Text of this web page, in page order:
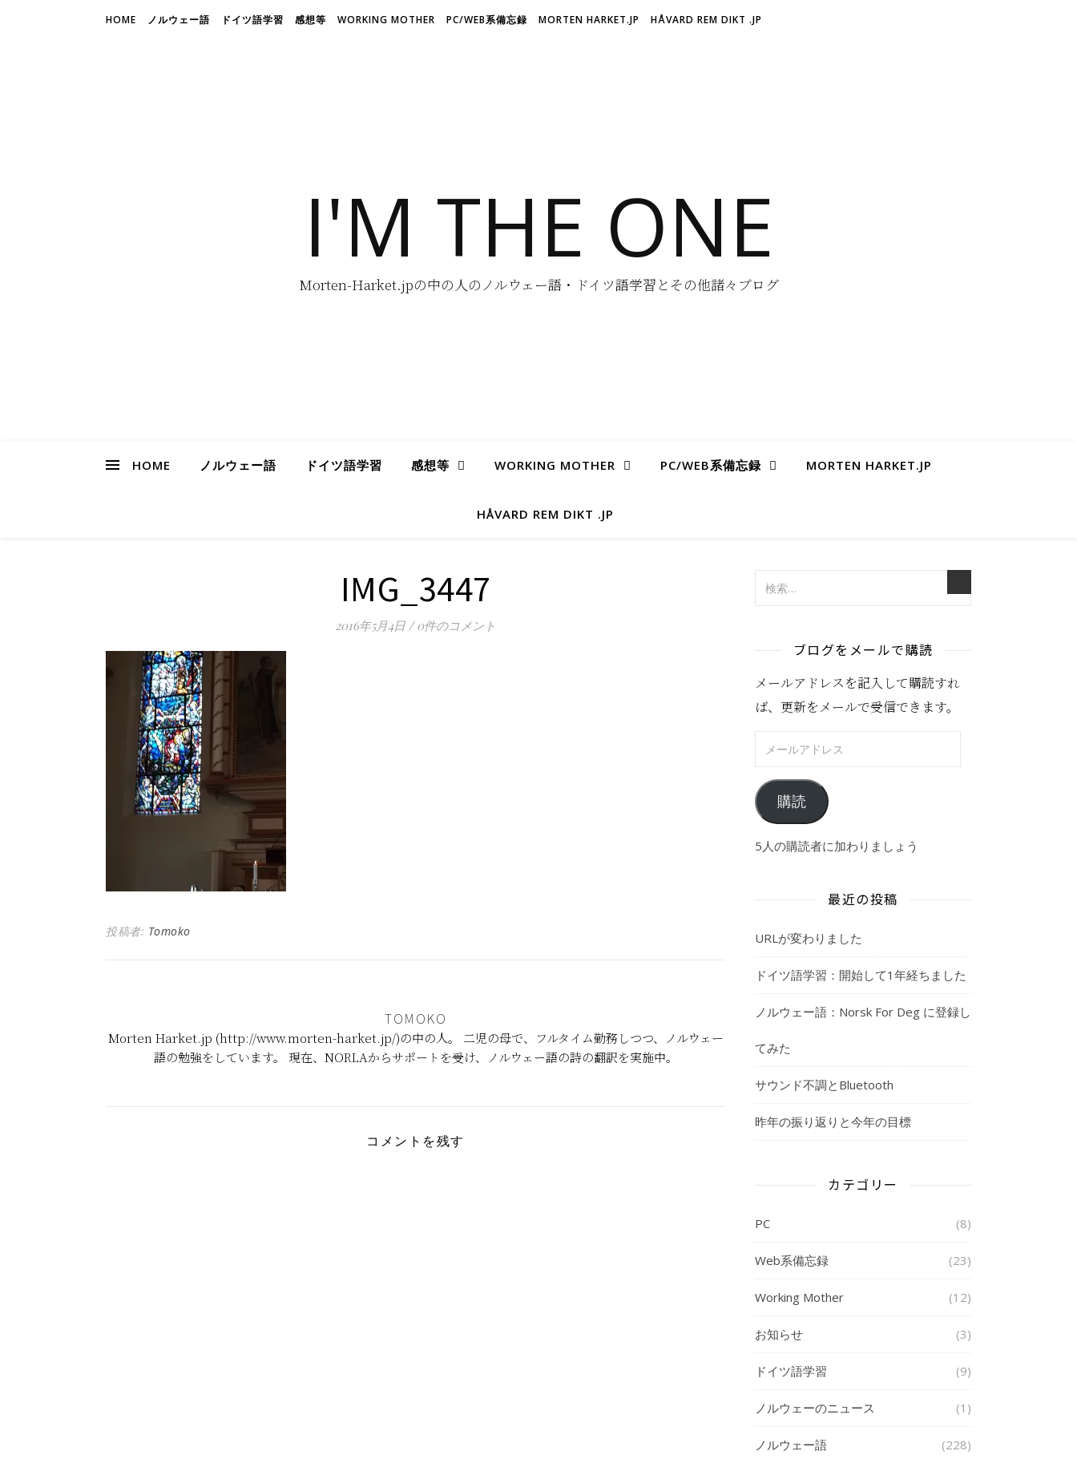
HOME ノルウェー語 ドイツ語学習 感想等 WORKING MOTHER PC/WEB系備忘録 MORTEN HARKET.JP HÅVARD REM DIKT .JP
I'M THE ONE
Morten-Harket.jpの中の人のノルウェー語・ドイツ語学習とその他諸々ブログ
HOME ノルウェー語 ドイツ語学習 感想等 WORKING MOTHER PC/WEB系備忘録 MORTEN HARKET.JP
HÅVARD REM DIKT .JP
IMG_3447
2016年5月4日 / 0件のコメント
投稿者: Tomoko
TOMOKO
Morten Harket.jp (http://www.morten-harket.jp/)の中の人。 二児の母で、フルタイム勤務しつつ、ノルウェー
語の勉強をしています。 現在、NORLAからサポートを受け、ノルウェー語の詩の翻訳を実施中。
コメントを残す
ブログをメールで購読
メールアドレスを記入して購読すれ
ば、更新をメールで受信できます。
メールアドレス
購読
5人の購読者に加わりましょう
最近の投稿
URLが変わりました
ドイツ語学習：開始して1年経ちました
ノルウェー語：Norsk For Deg に登録し
てみた
サウンド不調とBluetooth
昨年の振り返りと今年の目標
カテゴリー
PC (8)
Web系備忘録 (23)
Working Mother (12)
お知らせ (3)
ドイツ語学習 (9)
ノルウェーのニュース (1)
ノルウェー語 (228)